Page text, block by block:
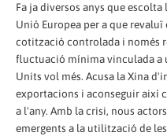
Fa ja diversos anys que
Unió Europea per a que
cotització controlada i només
fluctuació mínima vinculada a
Units vol més. Acusa la Xina
exportacions i aconseguir així
a l'any. Amb la crisi, nous
emergents a la utilització de